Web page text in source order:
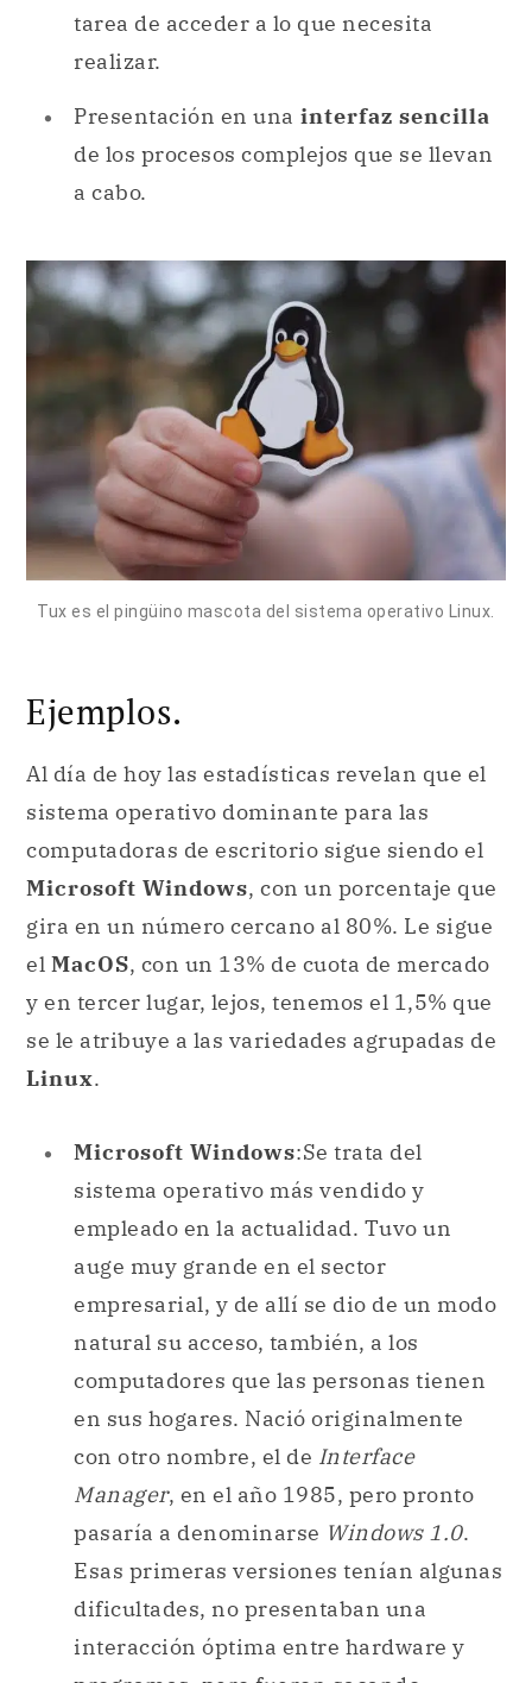
tarea de acceder a lo que necesita
realizar.
Presentación en una interfaz sencilla
de los procesos complejos que se llevan
a cabo.
Tux es el pingüino mascota del sistema operativo Linux.
Ejemplos.
Al día de hoy las estadísticas revelan que el
sistema operativo dominante para las
computadoras de escritorio sigue siendo el
Microsoft Windows, con un porcentaje que
gira en un número cercano al 80%. Le sigue
el MacOS, con un 13% de cuota de mercado
y en tercer lugar, lejos, tenemos el 1,5% que
se le atribuye a las variedades agrupadas de
Linux.
Microsoft Windows:Se trata del
sistema operativo más vendido y
empleado en la actualidad. Tuvo un
auge muy grande en el sector
empresarial, y de allí se dio de un modo
natural su acceso, también, a los
computadores que las personas tienen
en sus hogares. Nació originalmente
con otro nombre, el de Interface
Manager, en el año 1985, pero pronto
pasaría a denominarse Windows 1.0.
Esas primeras versiones tenían algunas
dificultades, no presentaban una
interacción óptima entre hardware y